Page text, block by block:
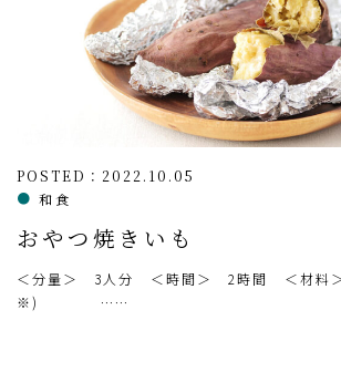
POSTED：2022.10.05
和食
おやつ焼きいも
＜分量＞ 3人分 ＜時間＞ 2時間 ＜材料＞
※) ……